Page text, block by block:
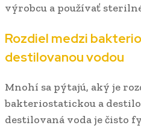
výrobcu a používať
Rozdiel medzi
destilovanou vodou
Mnohí sa pýtajú, aký je
bakteriostatickou a
destilovaná voda je čisto